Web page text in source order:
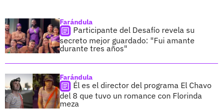
Farándula
Participante del Desafío revela su
secreto mejor guardado: "Fui amante
durante tres años"
Farándula
Él es el director del programa El Chavo
del 8 que tuvo un romance con Florinda
meza